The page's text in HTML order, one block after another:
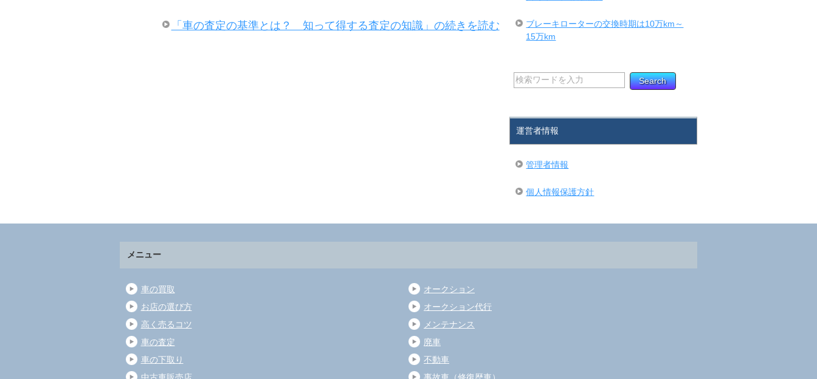
「車の査定の基準とは？ 知って得する査定の知識」の続きを読む
ブレーキローターの交換時期は10万km～
15万km
運営者情報
管理者情報
個人情報保護方針
メニュー
車の買取
お店の選び方
高く売るコツ
車の査定
車の下取り
中古車販売店
オークション
オークション代行
メンテナンス
廃車
不動車
事故車（修復歴車）